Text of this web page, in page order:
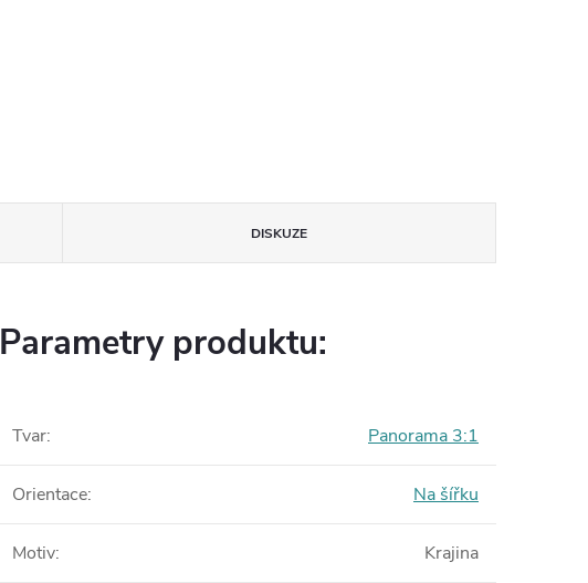
DISKUZE
Parametry produktu:
Tvar: Panorama 3:1
Orientace: Na šířku
Motiv: Krajina